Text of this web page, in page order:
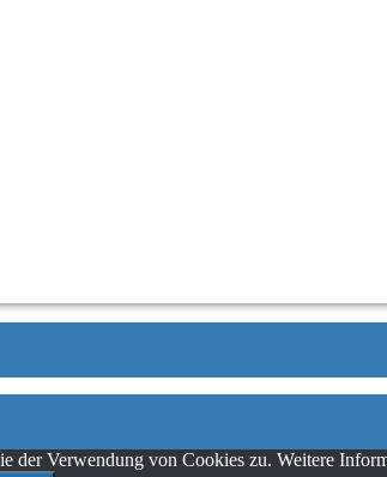
der Verwendung von Cookies zu. Weitere